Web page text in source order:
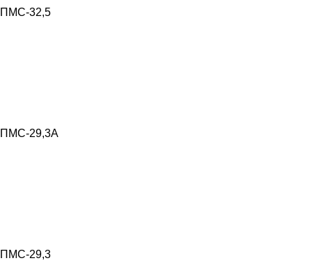
ПМС-32,5
ПМС-29,3А
ПМС-29,3